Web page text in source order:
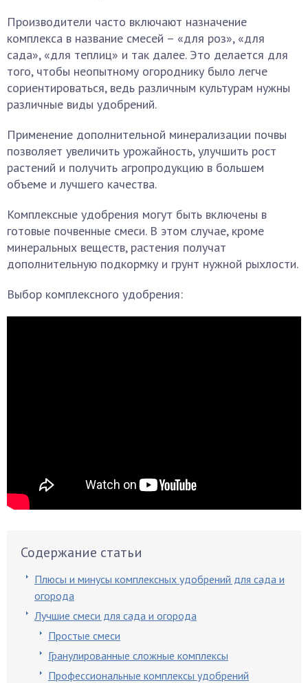
Производители часто включают назначение
комплекса в название смесей – «для роз», «для
сада», «для теплиц» и так далее. Это делается для
того, чтобы неопытному огороднику было легче
сориентироваться, ведь различным культурам нужны
различные виды удобрений.
Применение дополнительной минерализации почвы
позволяет увеличить урожайность, улучшить рост
растений и получить агропродукцию в большем
объеме и лучшего качества.
Комплексные удобрения могут быть включены в
готовые почвенные смеси. В этом случае, кроме
минеральных веществ, растения получат
дополнительную подкормку и грунт нужной рыхлости.
Выбор комплексного удобрения:
Содержание статьи
Плюсы и минусы комплексных удобрений для сада и
огорода
Лучшие смеси для сада и огорода
Простые смеси
Гранулированные сложные комплексы
Профессиональные комплексы удобрений